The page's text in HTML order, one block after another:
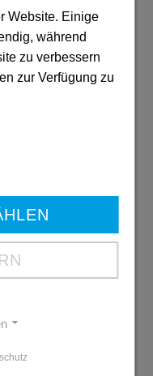
und
zeigte
Ausgangspunkt für
und
durch das
Einblicke in die
Website. Einige
während
zu verbessern
zur Verfügung zu